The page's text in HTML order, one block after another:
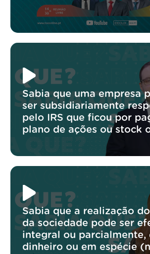
Sabia que uma empresa
ser subsidiariamente
pelo IRS que ficou por
plano de ações ou stock
Sabia que a realização
da sociedade pode ser
integral ou parcialmente,
dinheiro ou em espécie